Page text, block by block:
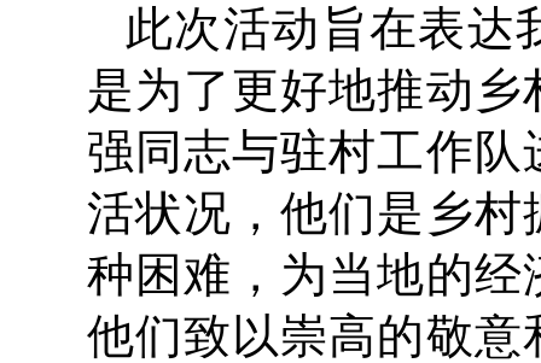
此次活动旨在表达
是为了更好地推动
强同志与驻村工作
活状况，他们是乡
种困难，为当地的
他们致以崇高的敬